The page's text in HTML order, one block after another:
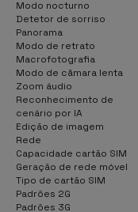
Modo nocturno
Detetor de sorriso
Panorama
Modo de retrato
Macrofotografia
Modo de câmara lenta
Zoom áudio
Reconhecimento de
cenário por IA
Edição de imagem
Rede
Capacidade cartão SIM
Geração de rede móvel
Tipo de cartão SIM
Padrões 2G
Padrões 3G